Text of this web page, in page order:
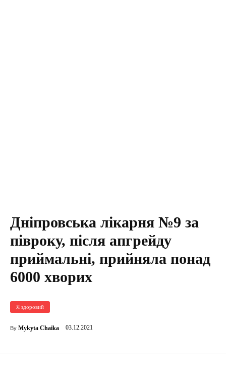
Дніпровська лікарня №9 за
півроку, після апгрейду
приймальні, прийняла понад
6000 хворих
Я здоровий
By Mykyta Chaika 03.12.2021